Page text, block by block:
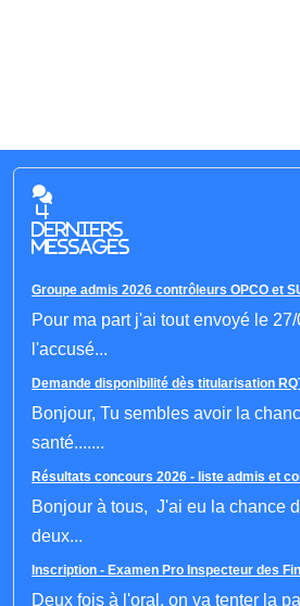
4
derniers
messages
Groupe admis 2026 contrôleurs OPCO et
Pour ma part j'ai tout envoyé le
l'accusé...
Demande disponibilité dès titularisation
Bonjour, Tu sembles avoir la
santé.......
Résultats concours 2026 - liste admis et
Bonjour à tous, J'ai eu la chance
deux...
Inscription - Examen Pro Inspecteur des
Deux fois à l'oral, on va tenter la